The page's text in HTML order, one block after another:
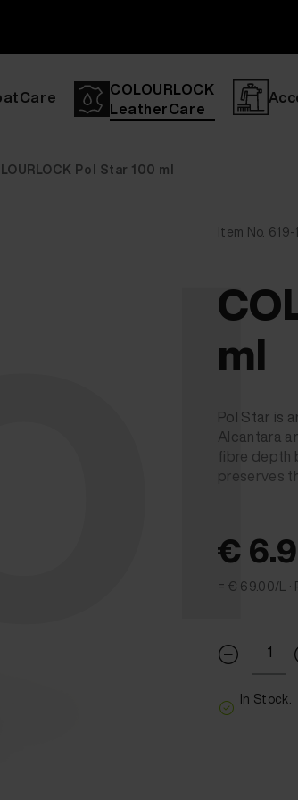
COLOURLOCK
LeatherCare
Pol Star 100 ml
Item No.
ml
Pol Star is
Alcantara
fibre depth
preserves
€
= € 69.00/L ·
In Stock.